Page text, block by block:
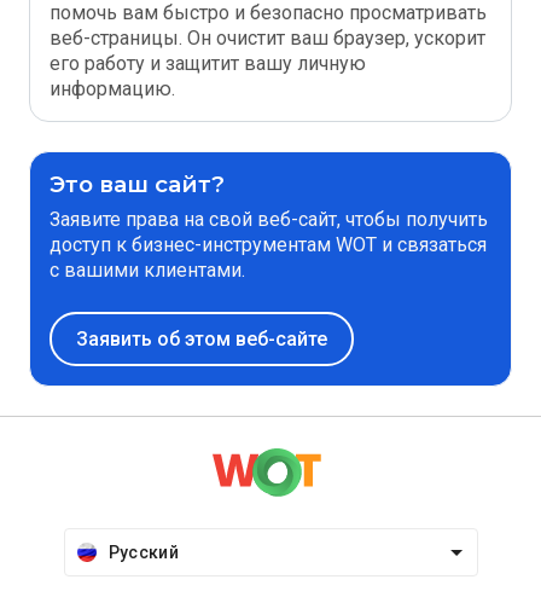
помочь вам быстро и безопасно просматривать
веб-страницы. Он очистит ваш браузер, ускорит
его работу и защитит вашу личную
информацию.
Это ваш сайт?
Заявите права на свой веб-сайт, чтобы получить
доступ к бизнес-инструментам WOT и связаться
с вашими клиентами.
Заявить об этом веб-сайте
Русский